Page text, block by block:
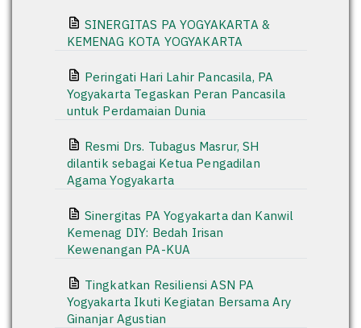
SINERGITAS PA YOGYAKARTA &
KEMENAG KOTA YOGYAKARTA
Peringati Hari Lahir Pancasila, PA
Yogyakarta Tegaskan Peran Pancasila
untuk Perdamaian Dunia
Resmi Drs. Tubagus Masrur, SH
dilantik sebagai Ketua Pengadilan
Agama Yogyakarta
Sinergitas PA Yogyakarta dan Kanwil
Kemenag DIY: Bedah Irisan
Kewenangan PA-KUA
Tingkatkan Resiliensi ASN PA
Yogyakarta Ikuti Kegiatan Bersama Ary
Ginanjar Agustian